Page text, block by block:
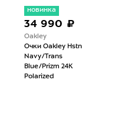
новинка
34 990 ₽
Oakley
Очки Oakley Hstn
Navy/Trans
Blue/Prizm 24K
Polarized